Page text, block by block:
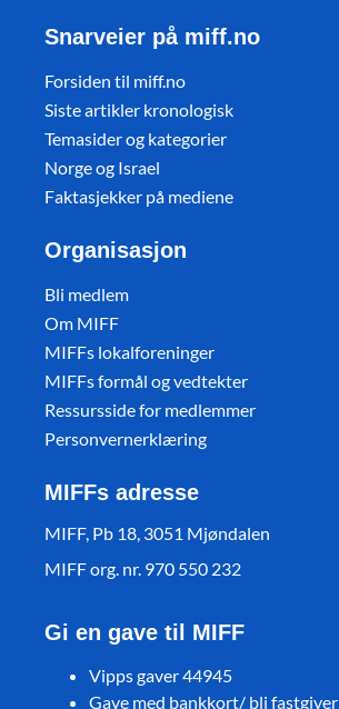
Snarveier på miff.no
Forsiden til miff.no
Siste artikler kronologisk
Temasider og kategorier
Norge og Israel
Faktasjekker på mediene
Organisasjon
Bli medlem
Om MIFF
MIFFs lokalforeninger
MIFFs formål og vedtekter
Ressursside for medlemmer
Personvernerklæring
MIFFs adresse
MIFF, Pb 18, 3051 Mjøndalen
MIFF org. nr. 970 550 232
Gi en gave til MIFF
Vipps gaver 44945
Gave med bankkort/ bli fastgiver